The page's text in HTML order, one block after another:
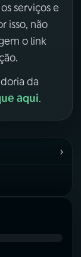
serviços e
isso, não
o link
da
aqui.
›